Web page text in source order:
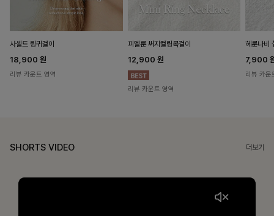
사셀드 링귀걸이
18,900 원
리뷰 카운트 영역
피엘룬 써지컬링목걸이
12,900 원
리뷰 카운트 영역
헤룬나비
7,900
리뷰 카운
SHORTS VIDEO 더보기